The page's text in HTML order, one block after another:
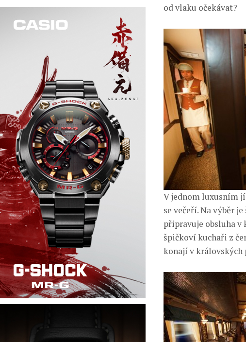
od vlaku očekávat?
V jednom luxusním
se večeří. Na výběr
připravuje obsluha v
špičkoví kuchaři z
konají v královských